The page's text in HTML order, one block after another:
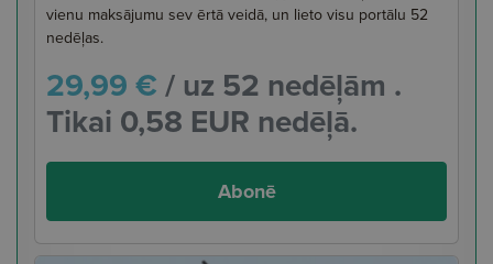
vienu maksājumu sev ērtā veidā, un lieto visu portālu 52
nedēļas.
29,99 €/ uz 52 nedēļām .
Tikai 0,58 EUR nedēļā.
Abonē